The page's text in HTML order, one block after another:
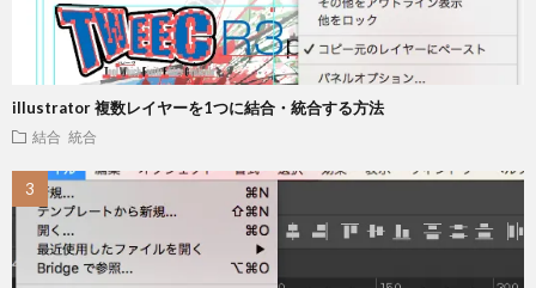
illustrator 複数レイヤーを1つに結合・統合する方法
結合 統合